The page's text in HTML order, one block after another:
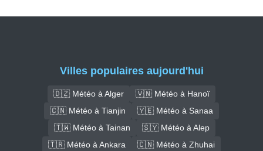
Villes populaires aujourd'hui
🇩🇿 Météo à Alger
🇻🇳 Météo à Hanoï
🇨🇳 Météo à Tianjin
🇾🇪 Météo à Sanaa
🇹🇼 Météo à Tainan
🇸🇾 Météo à Alep
🇹🇷 Météo à Ankara
🇨🇳 Météo à Zhuhai